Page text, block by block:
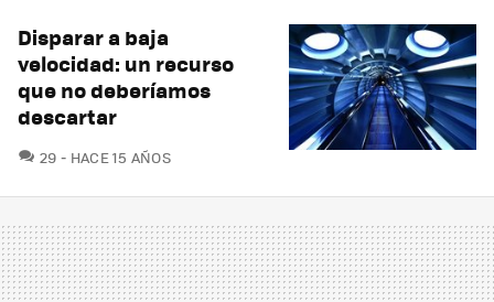
Disparar a baja
velocidad: un recurso
que no deberíamos
descartar
29 COMENTARIOS
HACE 15 AÑOS